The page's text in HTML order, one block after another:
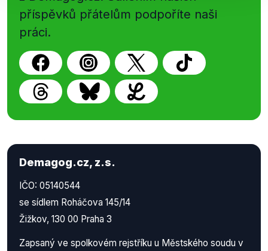
příspěvků přátelům podpoříte naši
práci.
Demagog.cz, z.s.
IČO: 05140544
se sídlem Roháčova 145/14
Žižkov, 130 00 Praha 3
Zapsaný ve spolkovém rejstříku u Městského soudu v